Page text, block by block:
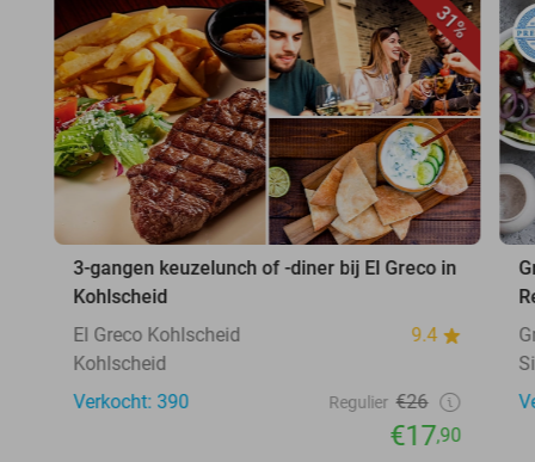
31%
3-gangen keuzelunch of -diner bij El Greco in
Kohlscheid
El Greco Kohlscheid
9.4
Kohlscheid
Verkocht: 390
Regulier €26
€17,90